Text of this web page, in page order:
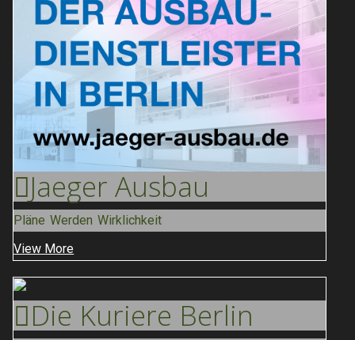
Jaeger Ausbau
Pläne Werden Wirklichkeit
View More
Die Kuriere Berlin